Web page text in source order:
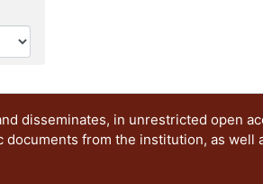
disseminates, in unrestricted open
documents from the institution, as